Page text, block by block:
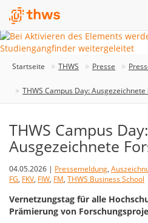
Startseite THWS Presse
THWS Campus Day: Ausgezeichnete
THWS Campus Day:
Ausgezeichnete
04.05.2026 | Pressemeldung,
FG, FKV, FIW, FM, THWS Business School
Vernetzungstag für alle
Prämierung von